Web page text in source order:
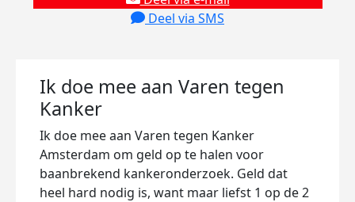
Deel via SMS
Ik doe mee aan Varen tegen
Kanker
Ik doe mee aan Varen tegen Kanker
Amsterdam om geld op te halen voor
baanbrekend kankeronderzoek. Geld dat
heel hard nodig is, want maar liefst 1 op de 2